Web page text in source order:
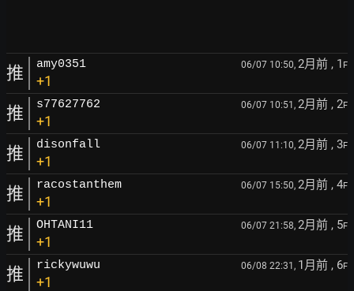
推 amy0351 06/07 10:50, 2月前 , 1 F
+1
推 s77627762 06/07 10:51, 2月前 , 2F
+1
推 disonfall 06/07 11:10, 2月前 , 3F
+1
推 racostanthem 06/07 15:50, 2月前 , 4F
+1
推 OHTANI11 06/07 21:58, 2月前 , 5F
+1
推 rickywuwu 06/08 22:31, 1月前 , 6F
+1